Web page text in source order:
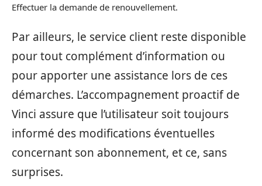
Effectuer la demande de renouvellement.
Par ailleurs, le service client reste disponible
pour tout complément d’information ou
pour apporter une assistance lors de ces
démarches. L’accompagnement proactif de
Vinci assure que l’utilisateur soit toujours
informé des modifications éventuelles
concernant son abonnement, et ce, sans
surprises.